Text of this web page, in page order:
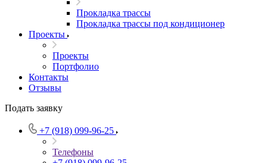
Прокладка трассы
Прокладка трассы под кондиционер
Проекты
Проекты
Портфолио
Контакты
Отзывы
Подать заявку
+7 (918) 099-96-25
Телефоны